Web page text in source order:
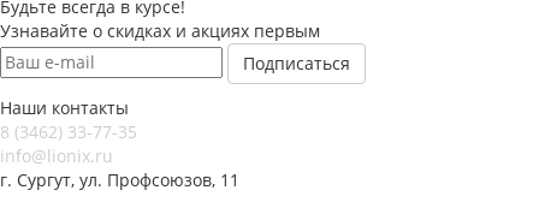
Будьте всегда в курсе!
Узнавайте о скидках и акциях первым
Наши контакты
8 (3462) 33-77-35
info@lionix.ru
г. Сургут, ул. Профсоюзов, 11